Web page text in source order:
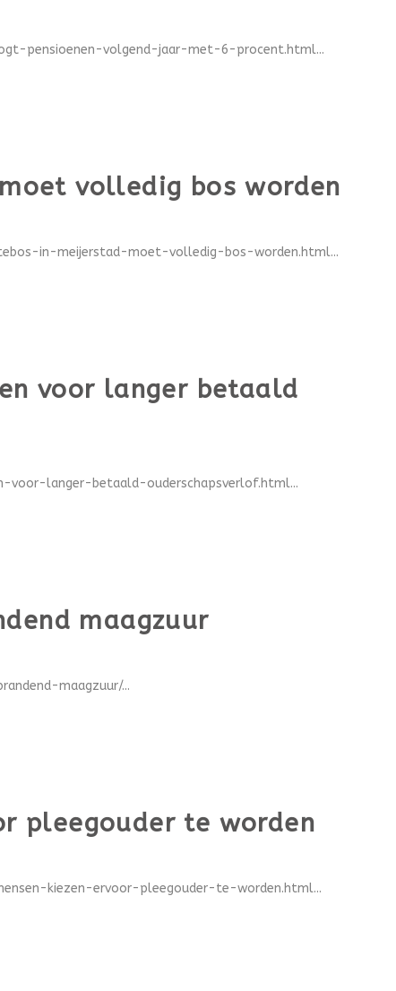
pensioenen-volgend-jaar-met-6-procent.html...
volledig bos worden
in-meijerstad-moet-volledig-bos-worden.html...
voor langer betaald
voor-langer-betaald-ouderschapsverlof.html...
maagzuur
maagzuur/...
pleegouder te worden
kiezen-ervoor-pleegouder-te-worden.html...